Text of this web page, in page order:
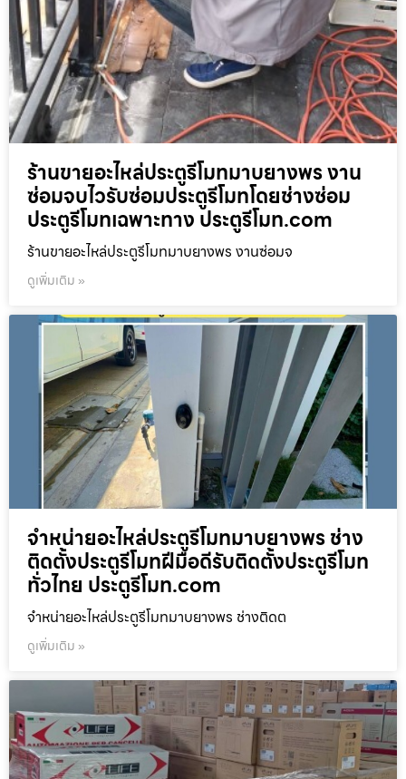
ร้านขายอะไหล่ประตูรีโมทมาบยางพร งาน
ซ่อมจบไวรับซ่อมประตูรีโมทโดยช่างซ่อม
ประตูรีโมทเฉพาะทาง ประตูรีโมท.com
ร้านขายอะไหล่ประตูรีโมทมาบยางพร งานซ่อมจ
ดูเพิ่มเติม »
จำหน่ายอะไหล่ประตูรีโมทมาบยางพร ช่าง
ติดตั้งประตูรีโมทฝีมือดีรับติดตั้งประตูรีโมท
ทั่วไทย ประตูรีโมท.com
จำหน่ายอะไหล่ประตูรีโมทมาบยางพร ช่างติดต
ดูเพิ่มเติม »